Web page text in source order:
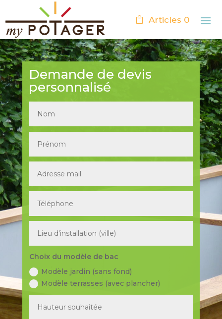
Articles 0
Demande de devis
personnalisé
Choix du modèle de bac
Modèle jardin (sans fond)
Modèle terrasses (avec plancher)